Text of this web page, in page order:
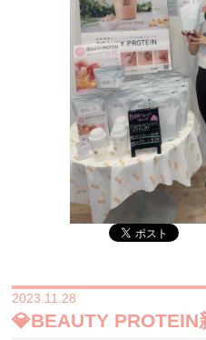
2023.11.28
💎BEAUTY